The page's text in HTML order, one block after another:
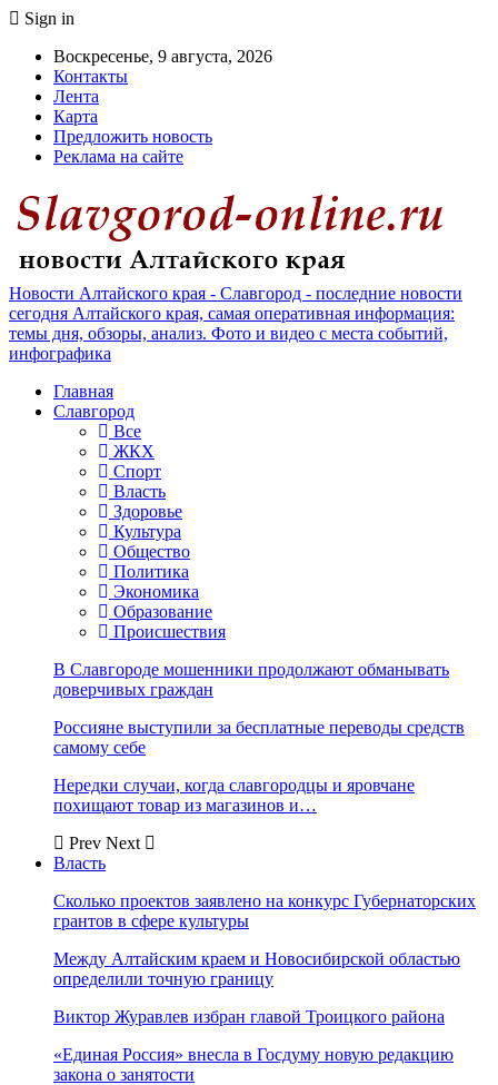
Sign in
Воскресенье, 9 августа, 2026
Контакты
Лента
Карта
Предложить новость
Реклама на сайте
Новости Алтайского края - Славгород - последние новости
сегодня Алтайского края, самая оперативная информация:
темы дня, обзоры, анализ. Фото и видео с места событий,
инфографика
Главная
Славгород
Все
ЖКХ
Спорт
Власть
Здоровье
Культура
Общество
Политика
Экономика
Образование
Происшествия
В Славгороде мошенники продолжают обманывать
доверчивых граждан
Россияне выступили за бесплатные переводы средств
самому себе
Нередки случаи, когда славгородцы и яровчане
похищают товар из магазинов и…
Prev Next
Власть
Сколько проектов заявлено на конкурс Губернаторских
грантов в сфере культуры
Между Алтайским краем и Новосибирской областью
определили точную границу
Виктор Журавлев избран главой Троицкого района
«Единая Россия» внесла в Госдуму новую редакцию
закона о занятости